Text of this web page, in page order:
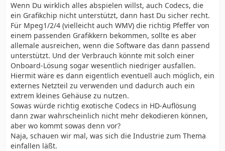
Wenn Du wirklich alles abspielen willst, auch Codecs, die
ein Grafikchip nicht unterstützt, dann hast Du sicher recht.
Für Mpeg1/2/4 (vielleicht auch WMV) die richtig Pfeffer von
einem passenden Grafikkern bekommen, sollte es aber
allemale ausreichen, wenn die Software das dann passend
unterstützt. Und der Verbrauch könnte mit solch einer
Onboard-Lösung sogar wesentlich niedriger ausfallen.
Hiermit wäre es dann eigentlich eventuell auch möglich, ein
externes Netzteil zu verwenden und dadurch auch ein
extrem kleines Gehäuse zu nutzen.
Sowas würde richtig exotische Codecs in HD-Auflösung
dann zwar wahrscheinlich nicht mehr dekodieren können,
aber wo kommt sowas denn vor?
Naja, schauen wir mal, was sich die Industrie zum Thema
einfallen läßt.